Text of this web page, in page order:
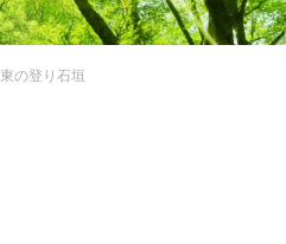
東の登り石垣